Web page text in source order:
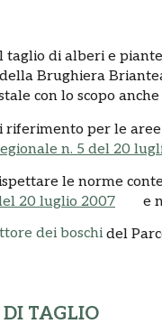
di alberi e
Brughiera
con lo scopo
riferimento per le
n. 5 del 20
le norme
20 luglio 2007
e
dei boschi del
TAGLIO